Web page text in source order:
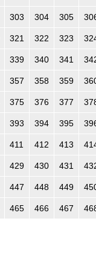
303 304 305
321 322 323
339 340 341
357 358 359
375 376 377
393 394 395
411 412 413
429 430 431
447 448 449
465 466 467